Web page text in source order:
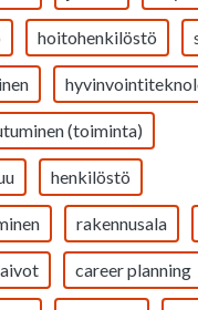
hoitohenkilöstö
(toiminta)
henkilöstö
rakennusala
aivot career planning